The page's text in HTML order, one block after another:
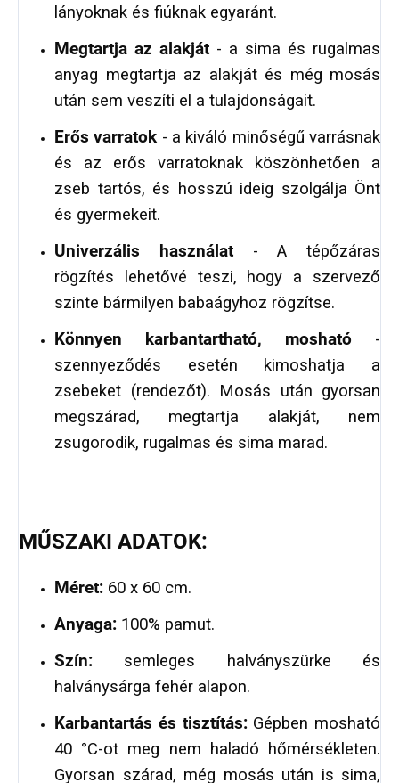
lányoknak és fiúknak egyaránt.
Megtartja az alakját - a sima és rugalmas
anyag megtartja az alakját és még mosás
után sem veszíti el a tulajdonságait.
Erős varratok - a kiváló minőségű varrásnak
és az erős varratoknak köszönhetően a
zseb tartós, és hosszú ideig szolgálja Önt
és gyermekeit.
Univerzális használat - A tépőzáras
rögzítés lehetővé teszi, hogy a szervező
szinte bármilyen babaágyhoz rögzítse.
Könnyen karbantartható, mosható -
szennyeződés esetén kimoshatja a
zsebeket (rendezőt). Mosás után gyorsan
megszárad, megtartja alakját, nem
zsugorodik, rugalmas és sima marad.
MŰSZAKI ADATOK:
Méret: 60 x 60 cm.
Anyaga: 100% pamut.
Szín: semleges halványszürke és
halványsárga fehér alapon.
Karbantartás és tisztítás:Gépben mosható
40 °C-ot meg nem haladó hőmérsékleten.
Gyorsan szárad, még mosás után is sima,